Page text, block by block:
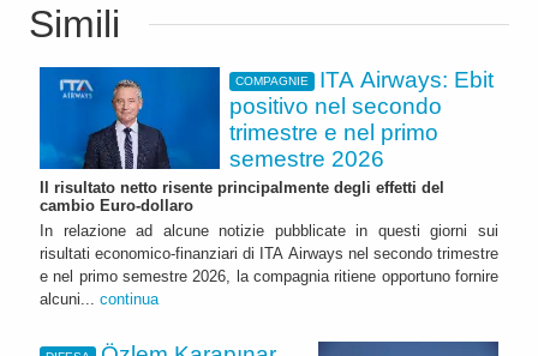
Simili
COMPAGNIE
ITA Airways: Ebit
positivo nel secondo
trimestre e nel primo
semestre 2026
Il risultato netto risente principalmente degli effetti del
cambio Euro-dollaro
In relazione ad alcune notizie pubblicate in questi giorni sui
risultati economico-finanziari di ITA Airways nel secondo trimestre
e nel primo semestre 2026, la compagnia ritiene opportuno fornire
alcuni... continua